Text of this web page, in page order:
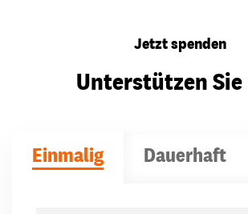
Jetzt spenden
Unterstützen Sie
Einmalig Dauerhaft